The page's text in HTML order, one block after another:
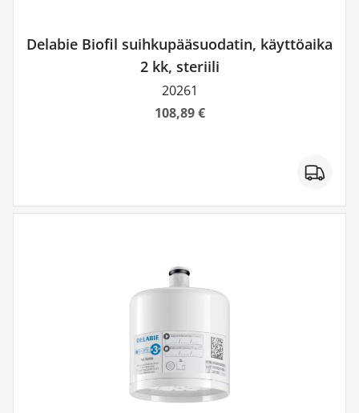
Delabie Biofil suihkupääsuodatin, käyttöaika
2 kk, steriili
20261
108,89 €